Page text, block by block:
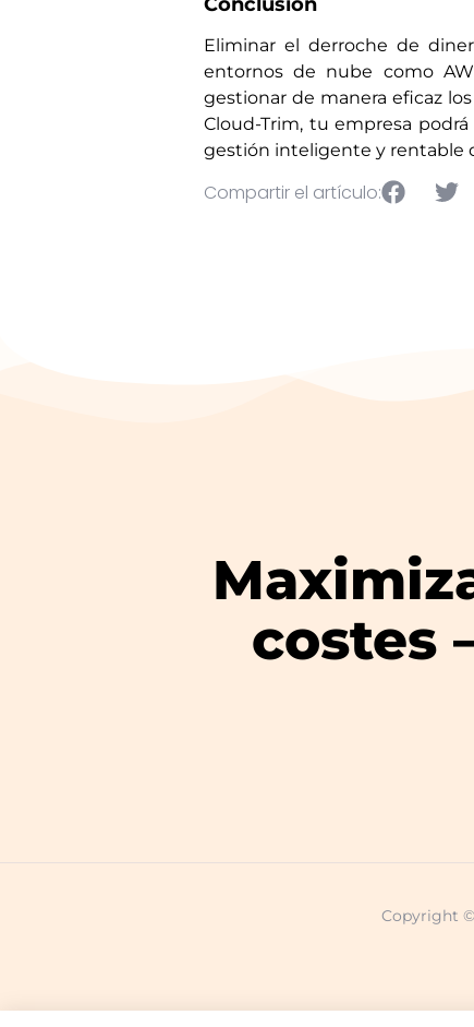
Eliminar el derroche de
entornos de nube como
gestionar de manera eficaz
Cloud-Trim, tu empresa
gestión inteligente y rentable
Compartir el artículo:
costes
Copyright ©